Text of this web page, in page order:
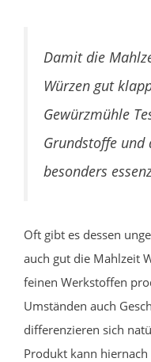
Damit die
Würzen gut
Gewürzmühle
Grundstoffe und
besonders
Oft gibt es dessen
auch gut die Mahlzeit
feinen Werkstoffen
Umständen auch
differenzieren sich
Produkt kann